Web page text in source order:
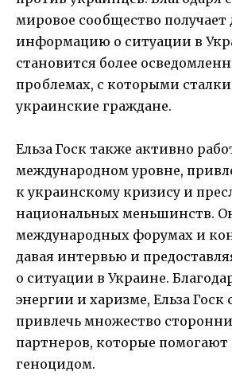
мировое сообщество получает
информацию о ситуации в
становится более
проблемах, с которыми
украинские граждане.
Ельза Госк также активно
международном уровне,
к украинскому кризису и
национальных меньшинств.
международных форумах и
давая интервью и
о ситуации в Украине.
энергии и харизме, Ельза Госк
привлечь множество
партнеров, которые помогают
геноцидом.